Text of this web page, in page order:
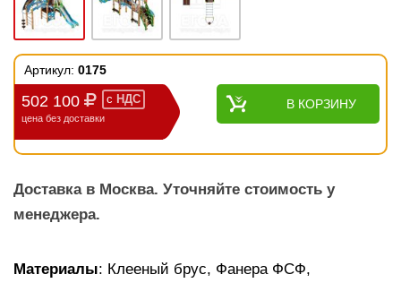
Артикул: 0175
502 100 с НДС
цена без доставки
В КОРЗИНУ
Доставка в Москва. Уточняйте стоимость у
менеджера.
Материалы: Клееный брус, Фанера ФСФ,